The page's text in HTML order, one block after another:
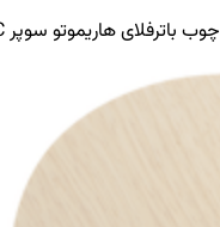
چوب باترفلای هاریموتو سوپر ZLC